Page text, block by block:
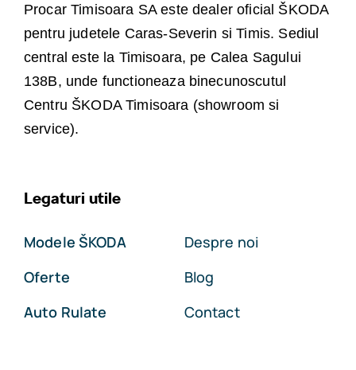
Procar Timisoara SA este dealer oficial ŠKODA
pentru judetele Caras-Severin si Timis. Sediul
central este la Timisoara, pe Calea Sagului
138B, unde functioneaza binecunoscutul
Centru ŠKODA Timisoara (showroom si
service).
Legaturi utile
Modele ŠKODA
Oferte
Auto Rulate
Despre noi
Blog
Contact